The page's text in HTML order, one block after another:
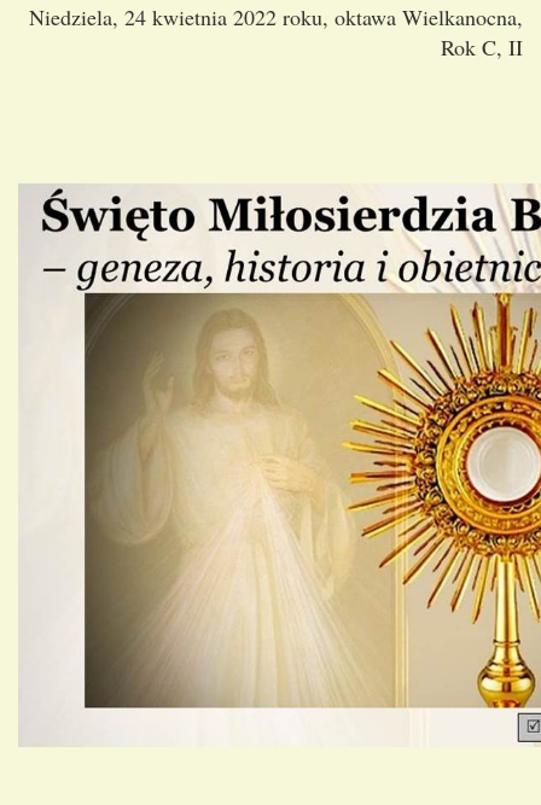
Niedziela, 24 kwietnia 2022 roku, oktawa Wielkanocna,
Rok C, II